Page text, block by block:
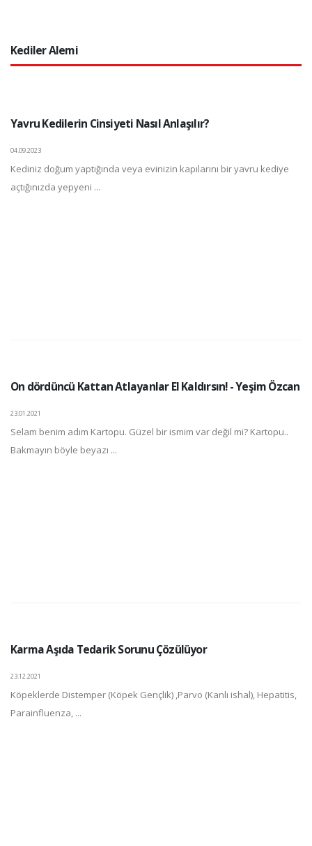
Kediler Alemi
Yavru Kedilerin Cinsiyeti Nasıl Anlaşılır?
04.09.2023
Kediniz doğum yaptığında veya evinizin kapılarını bir yavru kediye
açtığınızda yepyeni ...
On dördüncü Kattan Atlayanlar El Kaldırsın! - Yeşim Özcan
23.01.2021
Selam benim adım Kartopu. Güzel bir ismim var değil mi? Kartopu..
Bakmayın böyle beyazı ...
Karma Aşıda Tedarik Sorunu Çözülüyor
23.12.2021
Köpeklerde Distemper (Köpek Gençlik) ,Parvo (Kanlı ishal), Hepatitis,
Parainfluenza, ...